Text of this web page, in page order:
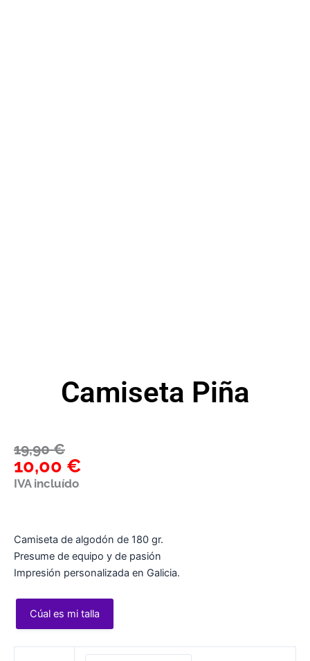
Camiseta Piña
19,90€
El
precio
original
10,00 €
El
precio
actual
IVA incluído
Camiseta de algodón de 180 gr.
Presume de equipo y de pasión
Impresión personalizada en Galicia.
Cúal es mi talla